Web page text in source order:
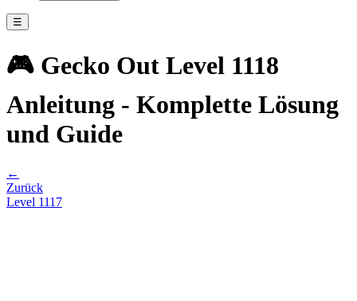
☰
🎮 Gecko Out Level 1118
Anleitung - Komplette Lösung
und Guide
←
Zurück
Level 1117